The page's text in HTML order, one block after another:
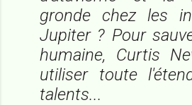
gronde chez les
Jupiter ? Pour
humaine, Curtis
utiliser toute
talents...